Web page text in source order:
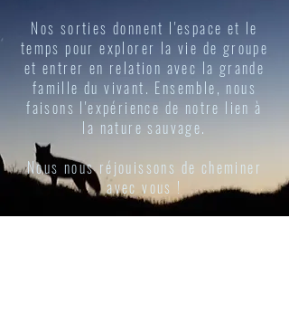
​Nos sorties donnent l'espace et le
temps pour explorer la vie de groupe
et entrer en relation avec la grande
famille du vivant. Ensemble, nous
faisons l'expérience de notre lien à
la nature sauvage.
Nous nous réjouissons de cheminer
avec vous !